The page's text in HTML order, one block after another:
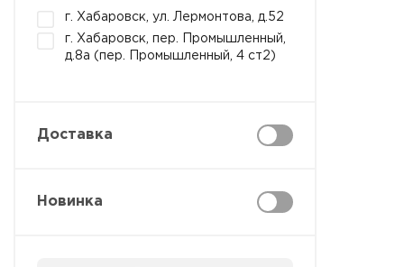
г. Хабаровск, ул. Лермонтова, д.52
г. Хабаровск, пер. Промышленный,
д.8а (пер. Промышленный, 4 ст2)
Доставка
Новинка